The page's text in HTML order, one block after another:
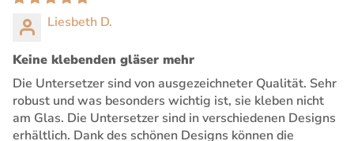
Liesbeth D.
Keine klebenden gläser mehr
Die Untersetzer sind von ausgezeichneter Qualität. Sehr
robust und was besonders wichtig ist, sie kleben nicht
am Glas. Die Untersetzer sind in verschiedenen Designs
erhältlich. Dank des schönen Designs können die